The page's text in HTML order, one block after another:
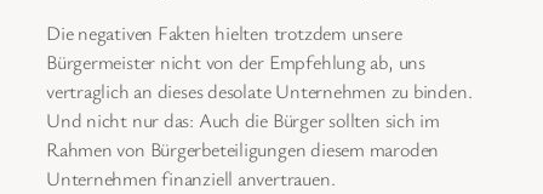
Die negativen Fakten hielten trotzdem unsere
Bürgermeister nicht von der Empfehlung ab, uns
vertraglich an dieses desolate Unternehmen zu binden.
Und nicht nur das: Auch die Bürger sollten sich im
Rahmen von Bürgerbeteiligungen diesem maroden
Unternehmen finanziell anvertrauen.